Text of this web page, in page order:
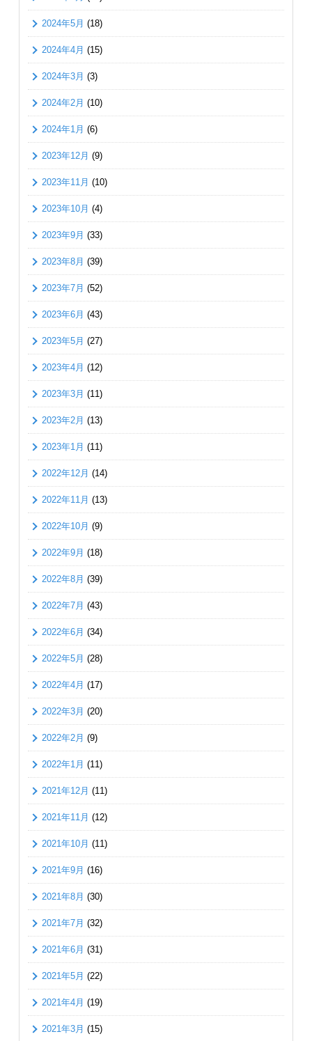
2024年5月 (18)
2024年4月 (15)
2024年3月 (3)
2024年2月 (10)
2024年1月 (6)
2023年12月 (9)
2023年11月 (10)
2023年10月 (4)
2023年9月 (33)
2023年8月 (39)
2023年7月 (52)
2023年6月 (43)
2023年5月 (27)
2023年4月 (12)
2023年3月 (11)
2023年2月 (13)
2023年1月 (11)
2022年12月 (14)
2022年11月 (13)
2022年10月 (9)
2022年9月 (18)
2022年8月 (39)
2022年7月 (43)
2022年6月 (34)
2022年5月 (28)
2022年4月 (17)
2022年3月 (20)
2022年2月 (9)
2022年1月 (11)
2021年12月 (11)
2021年11月 (12)
2021年10月 (11)
2021年9月 (16)
2021年8月 (30)
2021年7月 (32)
2021年6月 (31)
2021年5月 (22)
2021年4月 (19)
2021年3月 (15)